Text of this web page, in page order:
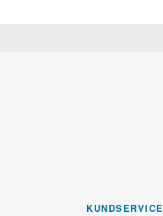
KUNDSERVICE